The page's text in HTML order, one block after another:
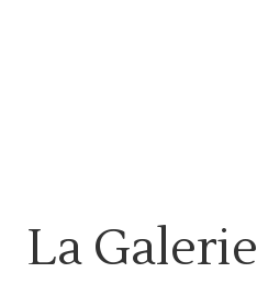
La Galerie